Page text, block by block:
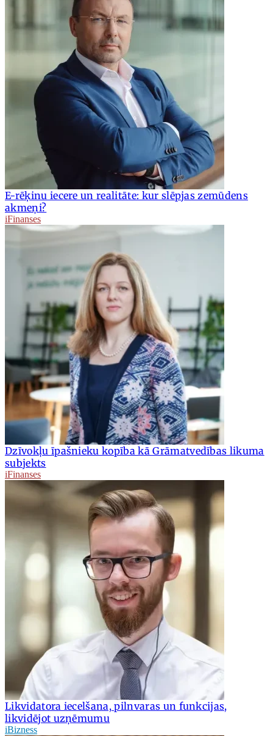
E-rēķinu iecere un realitāte: kur slēpjas zemūdens
akmeņi?
iFinanses
Dzīvokļu īpašnieku kopība kā Grāmatvedības likuma
subjekts
iFinanses
Likvidatora iecelšana, pilnvaras un funkcijas,
likvidējot uzņēmumu
iBizness